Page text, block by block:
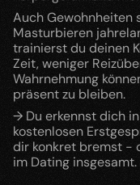
Auch Gewohnheiten
Masturbieren
trainierst du deinen
Zeit, weniger
Wahrnehmung
präsent zu bleiben.
→ Du erkennst dich
kostenlosen
dir konkret bremst -
im Dating insgesamt.